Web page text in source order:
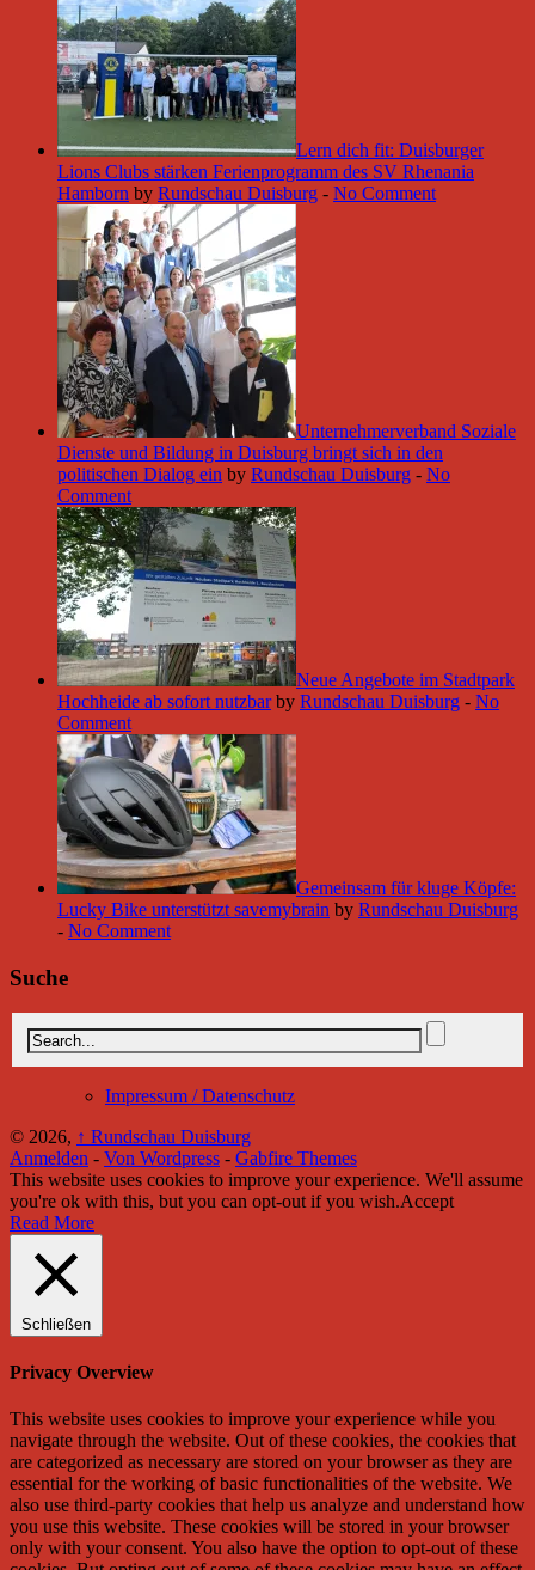
Lern dich fit: Duisburger
Lions Clubs stärken Ferienprogramm des SV Rhenania
Hamborn by Rundschau Duisburg - No Comment
Unternehmerverband Soziale
Dienste und Bildung in Duisburg bringt sich in den
politischen Dialog ein by Rundschau Duisburg - No
Comment
Neue Angebote im Stadtpark
Hochheide ab sofort nutzbar by Rundschau Duisburg - No
Comment
Gemeinsam für kluge Köpfe:
Lucky Bike unterstützt savemybrain by Rundschau Duisburg
- No Comment
Suche
Impressum / Datenschutz
© 2026, ↑ Rundschau Duisburg
Anmelden - Von Wordpress - Gabfire Themes
This website uses cookies to improve your experience. We'll assume
you're ok with this, but you can opt-out if you wish.Accept
Read More
Schließen
Privacy Overview
This website uses cookies to improve your experience while you
navigate through the website. Out of these cookies, the cookies that
are categorized as necessary are stored on your browser as they are
essential for the working of basic functionalities of the website. We
also use third-party cookies that help us analyze and understand how
you use this website. These cookies will be stored in your browser
only with your consent. You also have the option to opt-out of these